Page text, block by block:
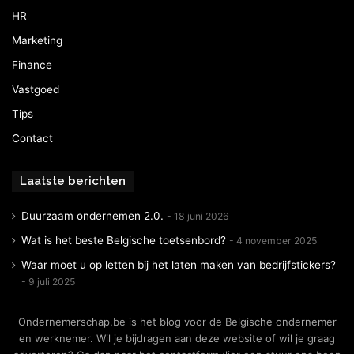
HR
Marketing
Finance
Vastgoed
Tips
Contact
Laatste berichten
Duurzaam ondernemen 2.0. 18 juni 2026
Wat is het beste Belgische toetsenbord? 4 november 2025
Waar moet u op letten bij het laten maken van bedrijfstickers?
9 juli 2025
Ondernemerschap.be is het blog voor de Belgische ondernemer
en werknemer. Wil je bijdragen aan deze website of wil je graag